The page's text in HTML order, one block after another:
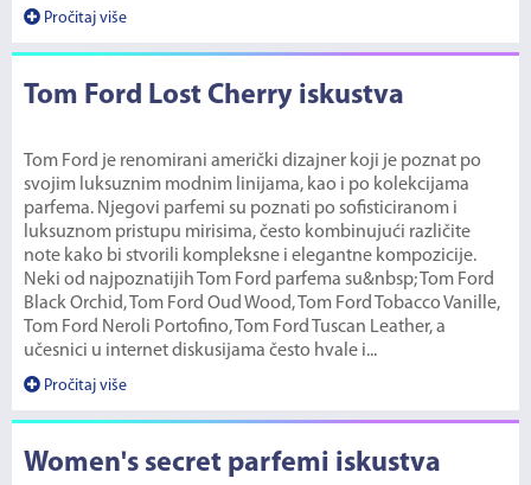
Pročitaj više
Tom Ford Lost Cherry iskustva
Tom Ford je renomirani američki dizajner koji je poznat po
svojim luksuznim modnim linijama, kao i po kolekcijama
parfema. Njegovi parfemi su poznati po sofisticiranom i
luksuznom pristupu mirisima, često kombinujući različite
note kako bi stvorili kompleksne i elegantne kompozicije.
Neki od najpoznatijih Tom Ford parfema su&nbsp; Tom Ford
Black Orchid, Tom Ford Oud Wood, Tom Ford Tobacco Vanille,
Tom Ford Neroli Portofino, Tom Ford Tuscan Leather, a
učesnici u internet diskusijama često hvale i...
Pročitaj više
Women's secret parfemi iskustva